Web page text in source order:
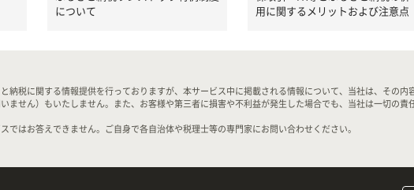
について
用に関するメリットおよび注意点
納税に関する情報提供を行っておりますが、本サービス中に掲載される情報について、当社は、その
ません）もいたしません。また、お客様や第三者に損害や不利益が発生した場合でも、当社は一切の
ではお答えできません。ご自身で各自治体や税理士等の専門家にお問い合わせください。